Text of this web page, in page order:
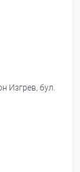
Изгрев, бул.